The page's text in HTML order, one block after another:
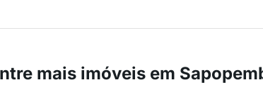
mais imóveis em